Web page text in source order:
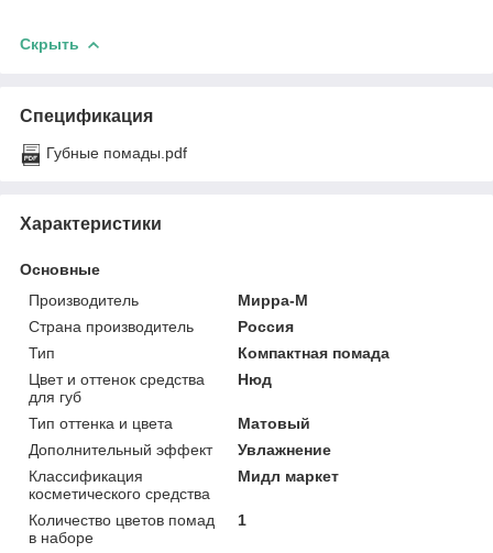
Скрыть
Спецификация
Губные помады.pdf
Характеристики
Основные
Производитель
Мирра-М
Страна производитель
Россия
Тип
Компактная помада
Цвет и оттенок средства
для губ
Нюд
Тип оттенка и цвета
Матовый
Дополнительный эффект
Увлажнение
Классификация
косметического средства
Мидл маркет
Количество цветов помад
в наборе
1